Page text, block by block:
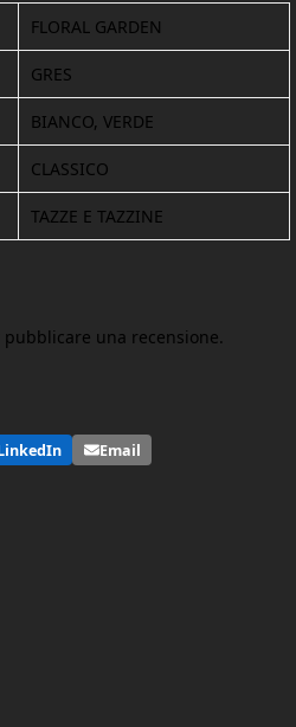
FLORAL GARDEN
GRES
BIANCO, VERDE
CLASSICO
TAZZE E TAZZINE
pubblicare una recensione.
Email